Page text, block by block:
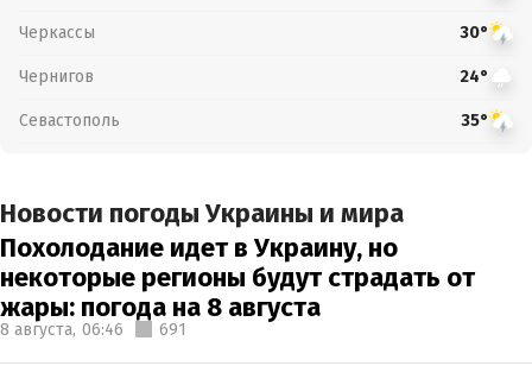
Черкассы 30°
Чернигов 24°
Севастополь 35°
Новости погоды Украины и мира
Похолодание идет в Украину, но
некоторые регионы будут страдать от
жары: погода на 8 августа
8 августа, 06:46 691